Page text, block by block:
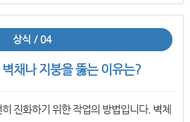
상식 / 04
채나 지붕을 뚫는 이유는?
진화하기 위한 작업의 방법입니다. 벽체